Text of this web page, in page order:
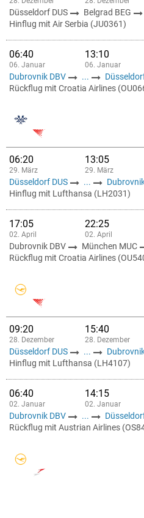
Düsseldorf DUS Belgrad BEG
Hinflug mit Air Serbia (JU0361)
06:40
06. Januar
13:10
06. Januar
Dubrovnik DBV ...
Rückflug mit Croatia Airlines
06:20
29. März
13:05
29. März
Düsseldorf DUS ...
Hinflug mit Lufthansa (LH2031)
17:05
02. April
22:25
02. April
Dubrovnik DBV München MUC
Rückflug mit Croatia Airlines
09:20
28. Dezember
15:40
28. Dezember
Düsseldorf DUS ...
Hinflug mit Lufthansa (LH4107)
06:40
02. Januar
14:15
02. Januar
Dubrovnik DBV ...
Rückflug mit Austrian Airlines